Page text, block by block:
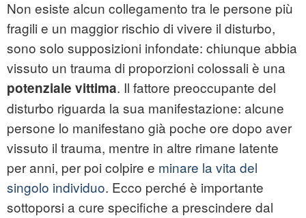
Non esiste alcun collegamento tra le persone più
fragili e un maggior rischio di vivere il disturbo,
sono solo supposizioni infondate: chiunque abbia
vissuto un trauma di proporzioni colossali è una
potenziale vittima. Il fattore preoccupante del
disturbo riguarda la sua manifestazione: alcune
persone lo manifestano già poche ore dopo aver
vissuto il trauma, mentre in altre rimane latente
per anni, per poi colpire e minare la vita del
singolo individuo. Ecco perché è importante
sottoporsi a cure specifiche a prescindere dal